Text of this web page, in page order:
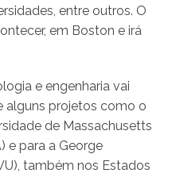
entre outros. O
em Boston e irá
e engenharia vai
alguns projetos como o
de Massachusetts
e para a George
também nos Estados